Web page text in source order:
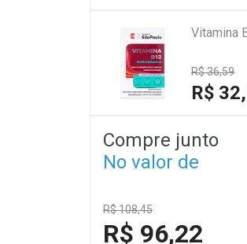
Vitamina
R$ 36,59
R$
Compre junto
No valor de
R$ 108,45
R$ 96,22